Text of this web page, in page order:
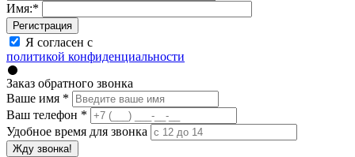
Имя:*
Регистрация
Я согласен с
политикой конфиденциальности
Заказ обратного звонка
Ваше имя *
Ваш телефон *
Удобное время для звонка
Жду звонка!